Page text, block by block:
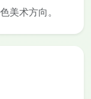
美术方向。